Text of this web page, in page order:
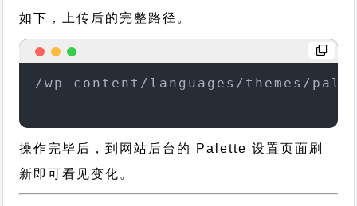
如下，上传后的完整路径。
/wp-content/languages/themes/
操作完毕后，到网站后台的 Palette 设置页面刷
新即可看见变化。